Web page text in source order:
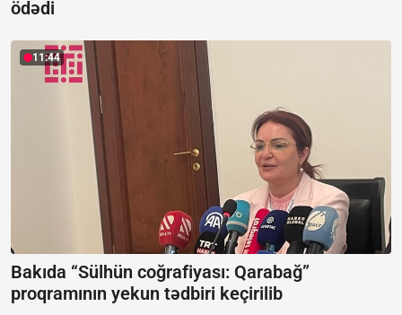
ödədi
11:44
Bakıda “Sülhün coğrafiyası: Qarabağ”
proqramının yekun tədbiri keçirilib